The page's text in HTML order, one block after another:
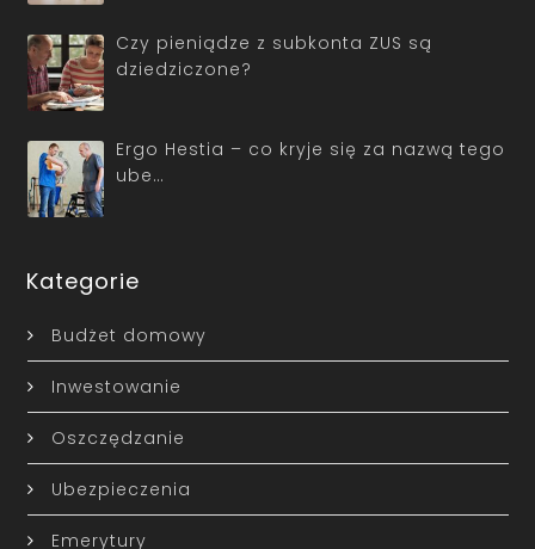
Czy pieniądze z subkonta ZUS są
dziedziczone?
Ergo Hestia – co kryje się za nazwą tego
ube…
Kategorie
Budżet domowy
Inwestowanie
Oszczędzanie
Ubezpieczenia
Emerytury